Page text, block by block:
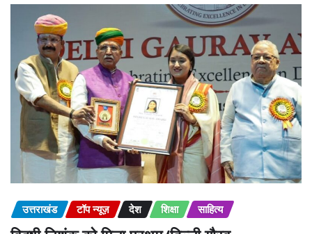
उत्तराखंड टॉप न्यूज़ देश शिक्षा साहित्य